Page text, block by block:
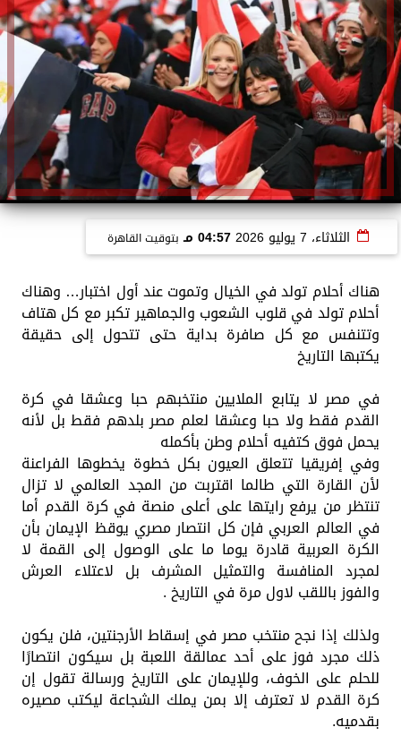
الثلاثاء، 7 يوليو 2026 04:57 مـ بتوقيت القاهرة
هناك أحلام تولد في الخيال وتموت عند أول اختبار… وهناك
أحلام تولد في قلوب الشعوب والجماهير تكبر مع كل هتاف
وتتنفس مع كل صافرة بداية حتى تتحول إلى حقيقة
يكتبها التاريخ
في مصر لا يتابع الملايين منتخبهم حبا وعشقا في كرة
القدم فقط ولا حبا وعشقا لعلم مصر بلدهم فقط بل لأنه
يحمل فوق كتفيه أحلام وطن بأكمله
وفي إفريقيا تتعلق العيون بكل خطوة يخطوها الفراعنة
لأن القارة التي طالما اقتربت من المجد العالمي لا تزال
تنتظر من يرفع رايتها على أعلى منصة في كرة القدم أما
في العالم العربي فإن كل انتصار مصري يوقظ الإيمان بأن
الكرة العربية قادرة يوما ما على الوصول إلى القمة لا
لمجرد المنافسة والتمثيل المشرف بل لاعتلاء العرش
والفوز باللقب لاول مرة في التاريخ .
ولذلك إذا نجح منتخب مصر في إسقاط الأرجنتين، فلن يكون
ذلك مجرد فوز على أحد عمالقة اللعبة بل سيكون انتصارًا
للحلم على الخوف، وللإيمان على التاريخ ورسالة تقول إن
كرة القدم لا تعترف إلا بمن يملك الشجاعة ليكتب مصيره
بقدميه.